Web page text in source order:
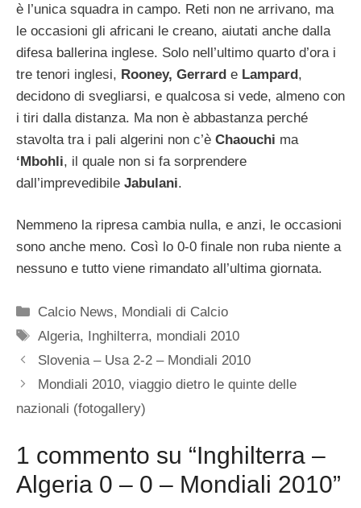
è l’unica squadra in campo. Reti non ne arrivano, ma
le occasioni gli africani le creano, aiutati anche dalla
difesa ballerina inglese. Solo nell’ultimo quarto d’ora i
tre tenori inglesi, Rooney, Gerrard e Lampard,
decidono di svegliarsi, e qualcosa si vede, almeno con
i tiri dalla distanza. Ma non è abbastanza perché
stavolta tra i pali algerini non c’è Chaouchi ma
‘Mbohli, il quale non si fa sorprendere
dall’imprevedibile Jabulani.
Nemmeno la ripresa cambia nulla, e anzi, le occasioni
sono anche meno. Così lo 0-0 finale non ruba niente a
nessuno e tutto viene rimandato all’ultima giornata.
Categorie
Calcio News, Mondiali di Calcio
Tag
Algeria, Inghilterra, mondiali 2010
Slovenia – Usa 2-2 – Mondiali 2010
Mondiali 2010, viaggio dietro le quinte delle
nazionali (fotogallery)
1 commento su “Inghilterra –
Algeria 0 – 0 – Mondiali 2010”